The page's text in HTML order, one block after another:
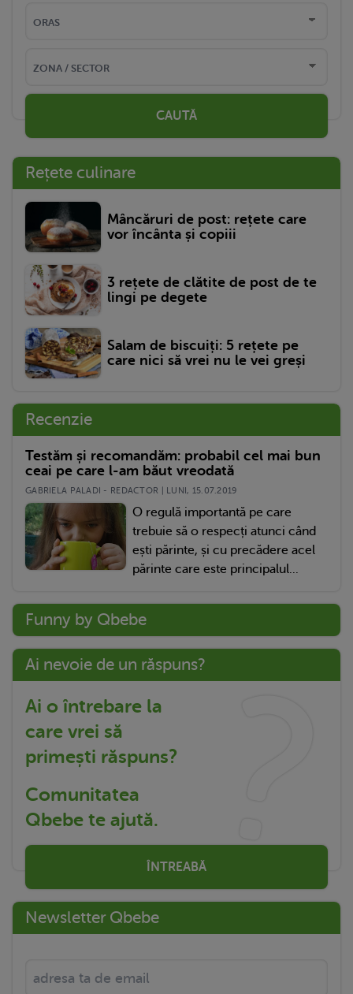
CAUTĂ
Rețete culinare
Mâncăruri de post: rețete care
vor încânta și copiii
3 rețete de clătite de post de te
lingi pe degete
Salam de biscuiți: 5 rețete pe
care nici să vrei nu le vei greși
Recenzie
Testăm și recomandăm: probabil cel mai bun
ceai pe care l-am băut vreodată
GABRIELA PALADI - REDACTOR | LUNI, 15.07.2019
O regulă importantă pe care
trebuie să o respecți atunci când
ești părinte, și cu precădere acel
părinte care este principalul...
Funny by Qbebe
Ai nevoie de un răspuns?
Ai o întrebare la
care vrei să
primești răspuns?
Comunitatea
Qbebe te ajută.
ÎNTREABĂ
Newsletter Qbebe